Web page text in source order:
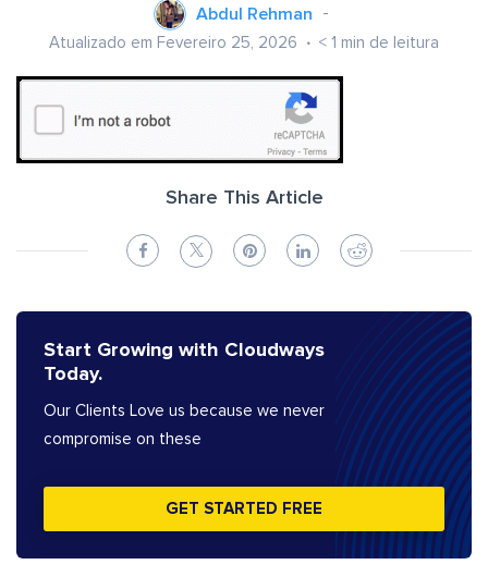
Abdul Rehman
Atualizado em Fevereiro 25, 2026 < 1 min de leitura
Share This Article
Start Growing with Cloudways
Today.
Our Clients Love us because we never
compromise on these
GET STARTED FREE